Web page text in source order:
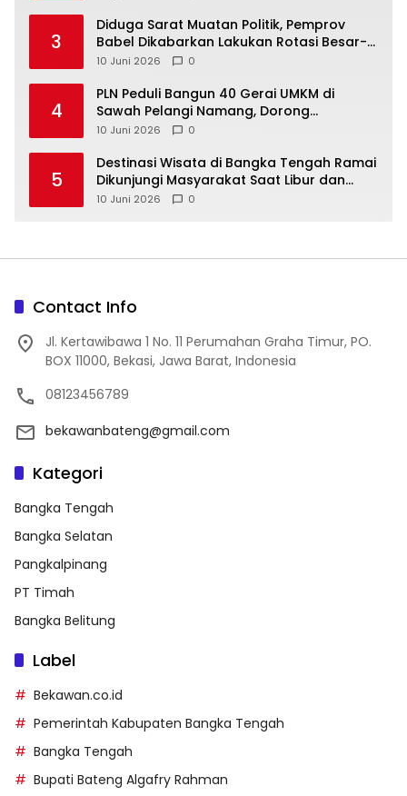
3
‎Diduga Sarat Muatan Politik, Pemprov
Babel Dikabarkan Lakukan Rotasi Besar-
10 Juni 2026 0
4
‎PLN Peduli Bangun 40 Gerai UMKM di
Sawah Pelangi Namang, Dorong
10 Juni 2026 0
5
‎Destinasi Wisata di Bangka Tengah Ramai
Dikunjungi Masyarakat Saat Libur dan
Akhir Pekan
10 Juni 2026 0
Contact Info
Jl. Kertawibawa 1 No. 11 Perumahan Graha Timur, PO.
BOX 11000, Bekasi, Jawa Barat, Indonesia
08123456789
bekawanbateng@gmail.com
Kategori
Bangka Tengah
Bangka Selatan
Pangkalpinang
PT Timah
Bangka Belitung
Label
Bekawan.co.id
Pemerintah Kabupaten Bangka Tengah
Bangka Tengah
Bupati Bateng Algafry Rahman